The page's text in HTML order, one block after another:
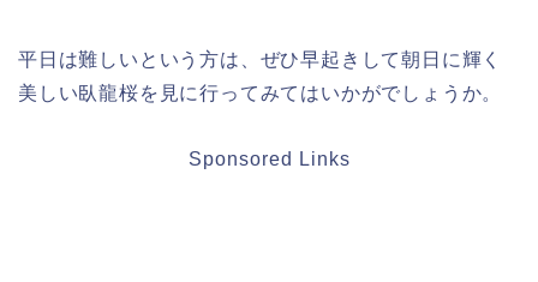
平日は難しいという方は、ぜひ早起きして朝日に輝く
美しい臥龍桜を見に行ってみてはいかがでしょうか。
Sponsored Links